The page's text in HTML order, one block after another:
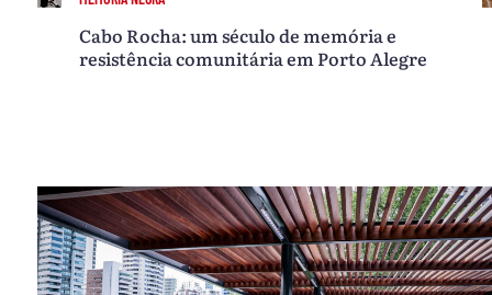
Cabo Rocha: um século de memória e
resistência comunitária em Porto Alegre